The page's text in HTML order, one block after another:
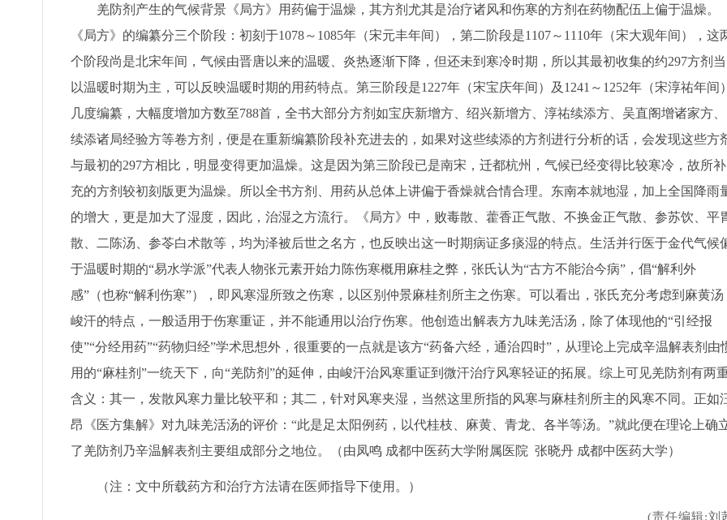
羌防剂产生的气候背景《局方》用药偏于温燥，其方剂尤其是治疗诸风和伤寒的方剂在药物配伍上偏于温燥。
《局方》的编纂分三个阶段：初刻于1078～1085年（宋元丰年间），第二阶段是1107～1110年（宋大观年间），这
个阶段尚是北宋年间，气候由晋唐以来的温暖、炎热逐渐下降，但还未到寒冷时期，所以其最初收集的约297方剂当
以温暖时期为主，可以反映温暖时期的用药特点。第三阶段是1227年（宋宝庆年间）及1241～1252年（宋淳祐年间）
几度编纂，大幅度增加方数至788首，全书大部分方剂如宝庆新增方、绍兴新增方、淳祐续添方、吴直阁增诸家方、
续添诸局经验方等卷方剂，便是在重新编纂阶段补充进去的，如果对这些续添的方剂进行分析的话，会发现这些方
与最初的297方相比，明显变得更加温燥。这是因为第三阶段已是南宋，迁都杭州，气候已经变得比较寒冷，故所补
充的方剂较初刻版更为温燥。所以全书方剂、用药从总体上讲偏于香燥就合情合理。东南本就地湿，加上全国降雨
的增大，更是加大了湿度，因此，治湿之方流行。《局方》中，败毒散、藿香正气散、不换金正气散、参苏饮、平
散、二陈汤、参苓白术散等，均为泽被后世之名方，也反映出这一时期病证多痰湿的特点。生活并行医于金代气候
于温暖时期的“易水学派”代表人物张元素开始力陈伤寒概用麻桂之弊，张氏认为“古方不能治今病”，倡“解利外
感”（也称“解利伤寒”），即风寒湿所致之伤寒，以区别仲景麻桂剂所主之伤寒。可以看出，张氏充分考虑到麻黄汤
峻汗的特点，一般适用于伤寒重证，并不能通用以治疗伤寒。他创造出解表方九味羌活汤，除了体现他的“引经报
使”“分经用药”“药物归经”学术思想外，很重要的一点就是该方“药备六经，通治四时”，从理论上完成辛温解表剂由
用的“麻桂剂”一统天下，向“羌防剂”的延伸，由峻汗治风寒重证到微汗治疗风寒轻证的拓展。综上可见羌防剂有两
含义：其一，发散风寒力量比较平和；其二，针对风寒夹湿，当然这里所指的风寒与麻桂剂所主的风寒不同。正如
昂《医方集解》对九味羌活汤的评价：“此是足太阳例药，以代桂枝、麻黄、青龙、各半等汤。”就此便在理论上确
了羌防剂乃辛温解表剂主要组成部分之地位。（由凤鸣 成都中医药大学附属医院 张晓丹 成都中医药大学）
（注：文中所载药方和治疗方法请在医师指导下使用。）
(责任编辑:刘